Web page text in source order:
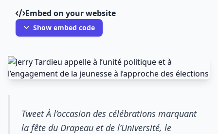
Embed on your website
Show embed code
Tweet À l’occasion des célébrations marquant
la fête du Drapeau et de l’Université, le